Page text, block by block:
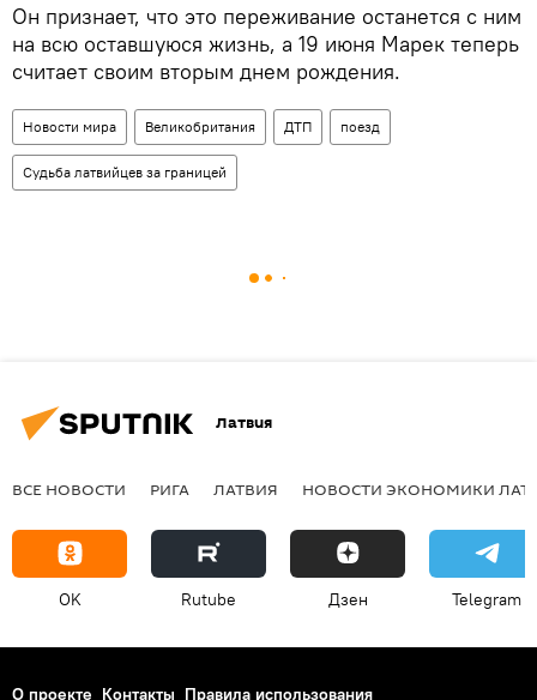
Он признает, что это переживание останется с ним
на всю оставшуюся жизнь, а 19 июня Марек теперь
считает своим вторым днем рождения.
Новости мира Великобритания ДТП поезд
Судьба латвийцев за границей
Латвия
ВСЕ НОВОСТИ РИГА ЛАТВИЯ НОВОСТИ ЭКОНОМИКИ
OK Rutube Дзен Telegram
О проекте Контакты Правила использования